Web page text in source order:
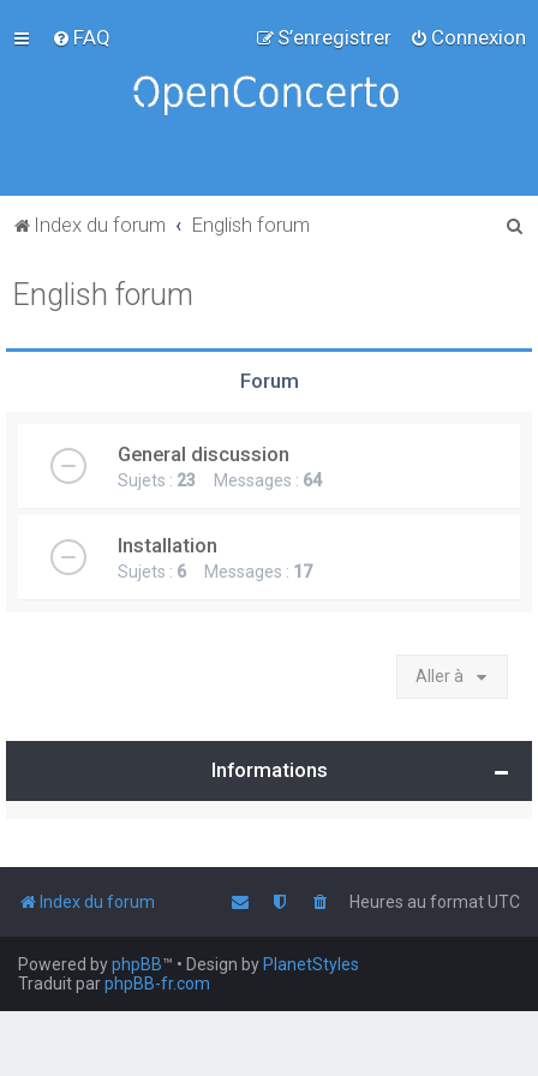
FAQ Connexion
S’enregistrer
Index du forum English forum
e
English forum
Forum
General discussion
Sujets : 23 Messages : 64
Installation
Sujets : 6 Messages : 17
Aller à
Informations
Index du forum Heures au formatUTC
Powered byphpBB™ • Design by PlanetStyles
Traduit parphpBB-fr.com